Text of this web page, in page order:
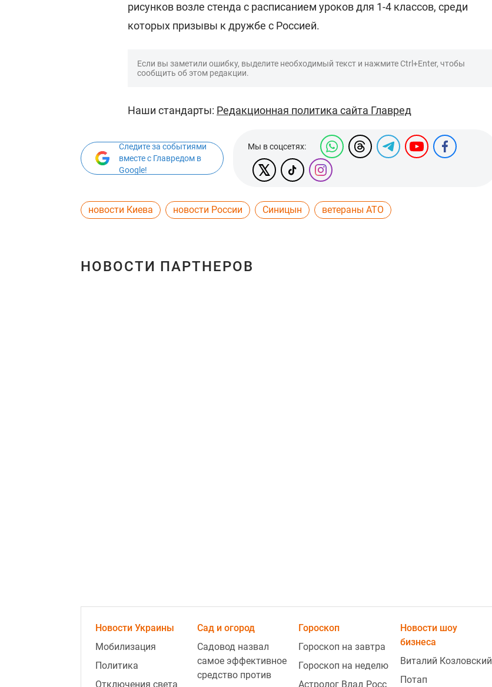
рисунков возле стенда с расписанием уроков для 1-4 классов, среди
которых призывы к дружбе с Россией.
Если вы заметили ошибку, выделите необходимый текст и нажмите Ctrl+Enter, чтобы
сообщить об этом редакции.
Наши стандарты: Редакционная политика сайта Главред
Следите за событиями
вместе с Главредом в
Google!
Мы в соцсетях:
новости Киева новости России Синицын ветераны АТО
НОВОСТИ ПАРТНЕРОВ
Новости Украины
Мобилизация
Политика
Отключения света
Сад и огород
Садовод назвал
самое эффективное
средство против
Гороскоп
Гороскоп на завтра
Гороскоп на неделю
Астролог Влад Росс
Новости шоу
бизнеса
Виталий Козловский
Потап